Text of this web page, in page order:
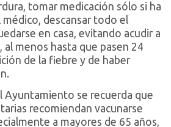
tomar medicación sólo si ha
descansar todo el
en casa, evitando acudir a
al menos hasta que pasen 24
de la fiebre y de haber
Ayuntamiento se recuerda que
recomiendan vacunarse
a mayores de 65 años,